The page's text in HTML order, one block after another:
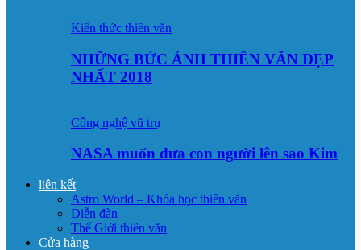
Kiến thức thiên văn
NHỮNG BỨC ẢNH THIÊN VĂN ĐẸP
NHẤT 2018
Công nghệ vũ trụ
NASA muốn đưa con người lên sao Kim
liên kết
Astro World – Khóa học thiên văn
Diễn đàn
Thế Giới thiên văn
Cửa hàng